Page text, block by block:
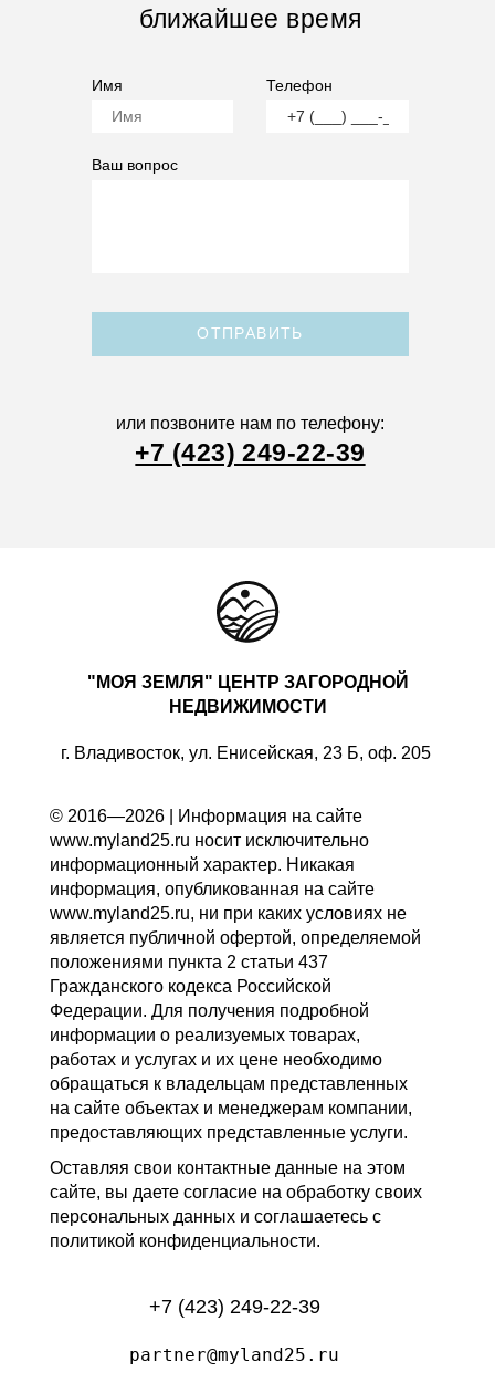
ближайшее время
Имя Телефон
Ваш вопрос
ОТПРАВИТЬ
или позвоните нам по телефону:
+7 (423) 249-22-39
"МОЯ ЗЕМЛЯ" ЦЕНТР ЗАГОРОДНОЙ
НЕДВИЖИМОСТИ
г. Владивосток, ул. Енисейская, 23 Б, оф. 205
© 2016—2026 | Информация на сайте
www.myland25.ru носит исключительно
информационный характер. Никакая
информация, опубликованная на сайте
www.myland25.ru, ни при каких условиях не
является публичной офертой, определяемой
положениями пункта 2 статьи 437
Гражданского кодекса Российской
Федерации. Для получения подробной
информации о реализуемых товарах,
работах и услугах и их цене необходимо
обращаться к владельцам представленных
на сайте объектах и менеджерам компании,
предоставляющих представленные услуги.
Оставляя свои контактные данные на этом
сайте, вы даете согласие на обработку своих
персональных данных и соглашаетесь с
политикой конфиденциальности.
+7 (423) 249-22-39
partner@myland25.ru